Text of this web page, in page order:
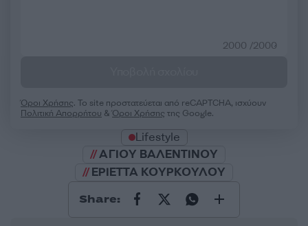
2000 /2000
Όροι Χρήσης. Το site προστατεύεται από reCAPTCHA, ισχύουν
Πολιτική Απορρήτου &Όροι Χρήσης της Google.
Lifestyle
ΑΓΙΟΥ ΒΑΛΕΝΤΙΝΟΥ
ΕΡΙΕΤΤΑ ΚΟΥΡΚΟΥΛΟΥ
Share: